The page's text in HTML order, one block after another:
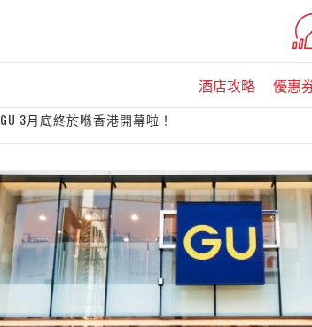
酒店攻略 優惠
GU 3月底終於喺香港開幕啦！